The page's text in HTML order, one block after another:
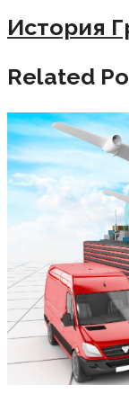
История
Related